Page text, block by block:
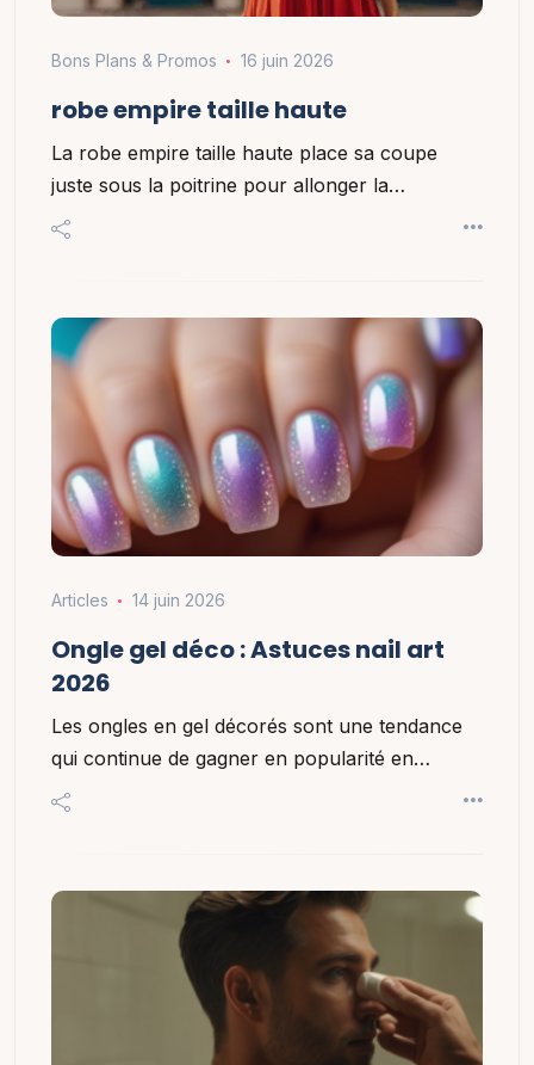
Bons Plans & Promos 16 juin 2026
robe empire taille haute
La robe empire taille haute place sa coupe
juste sous la poitrine pour allonger la…
Articles 14 juin 2026
Ongle gel déco : Astuces nail art
2026
Les ongles en gel décorés sont une tendance
qui continue de gagner en popularité en…